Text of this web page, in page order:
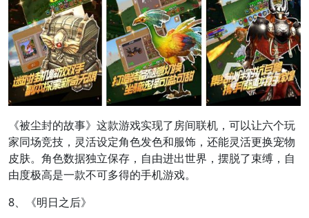
《被尘封的故事》这款游戏实现了房间联机，可以让六个玩
家同场竞技，灵活设定角色发色和服饰，还能灵活更换宠物
皮肤。角色数据独立保存，自由进出世界，摆脱了束缚，自
由度极高是一款不可多得的手机游戏。
8、《明日之后》